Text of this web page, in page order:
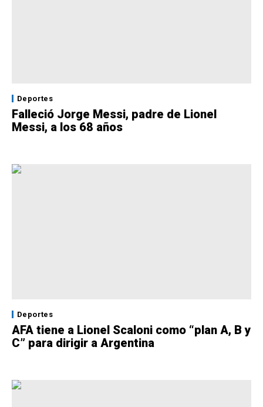
Deportes
Falleció Jorge Messi, padre de Lionel
Messi, a los 68 años
Deportes
AFA tiene a Lionel Scaloni como “plan A, B y
C” para dirigir a Argentina